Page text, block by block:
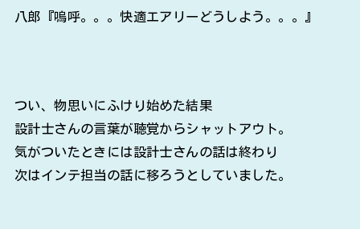
八郎『嗚呼。。。快適エアリーどうしよう。。。』
つい、物思いにふけり始めた結果
設計士さんの言葉が聴覚からシャットアウト。
気がついたときには設計士さんの話は終わり
次はインテ担当の話に移ろうとしていました。